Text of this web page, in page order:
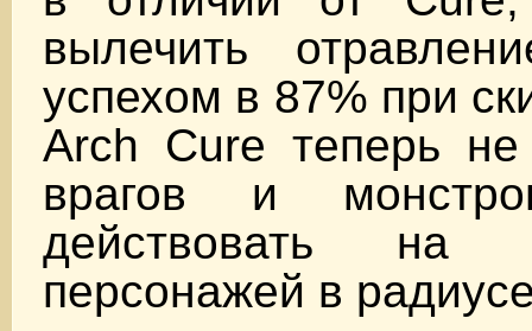
вылечить
успехом в 87% при
Arch Cure теперь не
врагов и
действовать на
персонажей в